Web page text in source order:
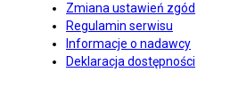
Zmiana ustawień zgód
Regulamin serwisu
Informacje o nadawcy
Deklaracja dostępności